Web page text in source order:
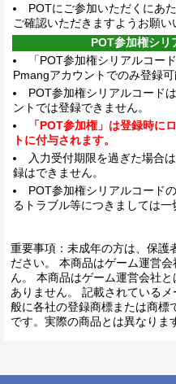
POTにご参加いただくにあ
ご確認いただきますようお願い
POT参加権シリ
「POT参加権シリアルコー
Pmangアカウントでのみ登録可
POT参加権シリアルコード
ントでは登録できません。
「POT参加権」は登録時に
トに付与されます。
入力受付期限を過ぎた場合
録はできません。
POT参加権シリアルコード
るトラブル等につきましては一
重要事項：未成年の方は、保護
ださい。 本商品はゲーム運営
ん。 本商品はゲーム運営会社
ありません。 記載されている
般に各社の登録商標または商標
です。実際の商品とは異なりま